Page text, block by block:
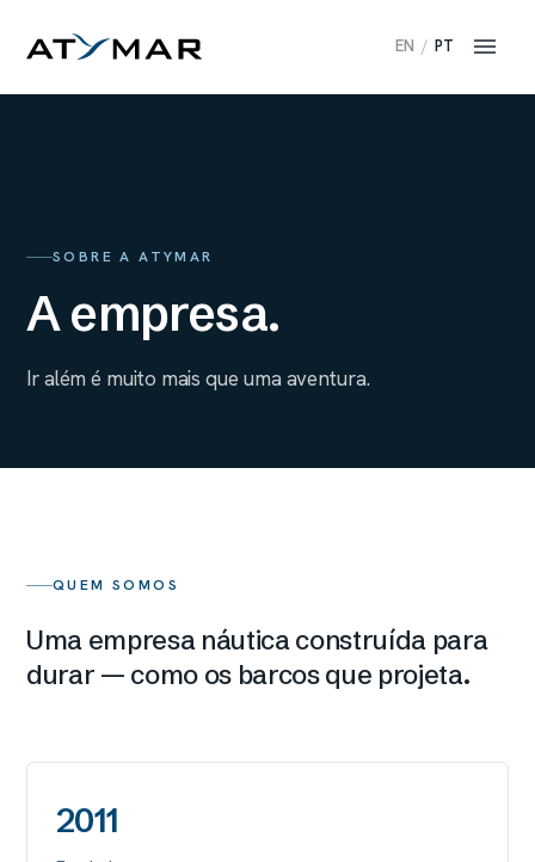
EN / PT
SOBRE A ATYMAR
A empresa.
Ir além é muito mais que uma aventura.
QUEM SOMOS
Uma empresa náutica construída para
durar — como os barcos que projeta.
2011